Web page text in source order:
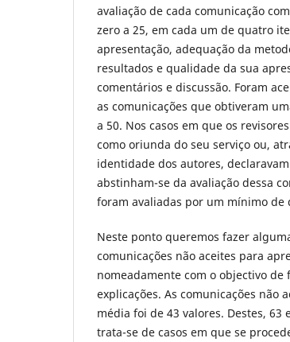
avaliação de cada comunicação
zero a 25, em cada um de quatro
apresentação, adequação da
resultados e qualidade da sua
comentários e discussão. Foram
as comunicações que obtiveram
a 50. Nos casos em que os
como oriunda do seu serviço ou,
identidade dos autores,
abstinham-se da avaliação dessa
foram avaliadas por um mínimo de
Neste ponto queremos fazer
comunicações não aceites para
nomeadamente com o objectivo
explicações. As comunicações não
média foi de 43 valores. Destes, 63
trata-se de casos em que se